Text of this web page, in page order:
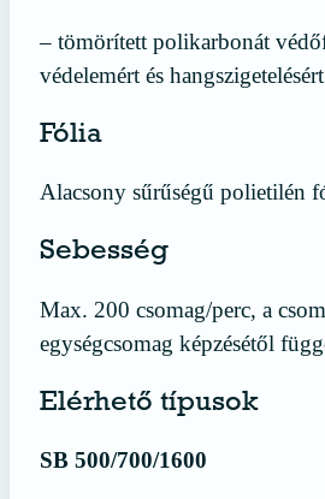
– tömörített polikarbonát
védelemért és hangszigetelésért
Fólia
Alacsony sűrűségű polietilén
Sebesség
Max. 200 csomag/perc, a
egységcsomag képzésétől
Elérhető típusok
SB 500/700/1600